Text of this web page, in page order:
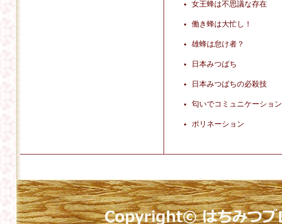
女王蜂は不思議な存在
働き蜂は大忙し！
雄蜂は怠け者？
日本みつばち
日本みつばちの必殺技
匂いでコミュニケーション
ポリネーション